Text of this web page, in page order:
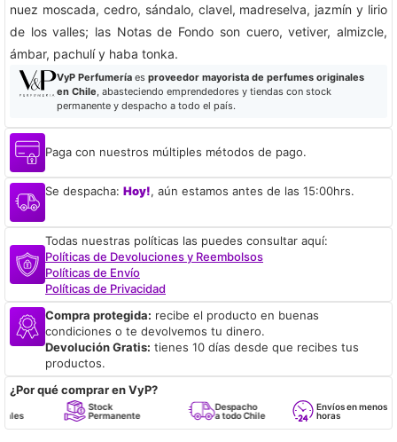
nuez moscada, cedro, sándalo, clavel, madreselva, jazmín y lirio
de los valles; las Notas de Fondo son cuero, vetiver, almizcle,
ámbar, pachulí y haba tonka.
VyP Perfumeríaes proveedor mayorista de perfumes originales
en Chile, abasteciendo emprendedores y tiendas con stock
permanente y despacho a todo el país.
Paga con nuestros múltiples métodos de pago.
Se despacha: Hoy!, aún estamos antes de las 15:00hrs.
Todas nuestras políticas las puedes consultar aquí:
Políticas de Devoluciones y Reembolsos
Políticas de Envío
Políticas de Privacidad
Compra protegida: recibe el producto en buenas
condiciones o te devolvemos tu dinero.
Devolución Gratis: tienes 10 días desde que recibes tus
productos.
¿Por qué comprar en VyP?
Stock
Permanente
Despacho
a todo Chile
Envíos en menos de 24
horas